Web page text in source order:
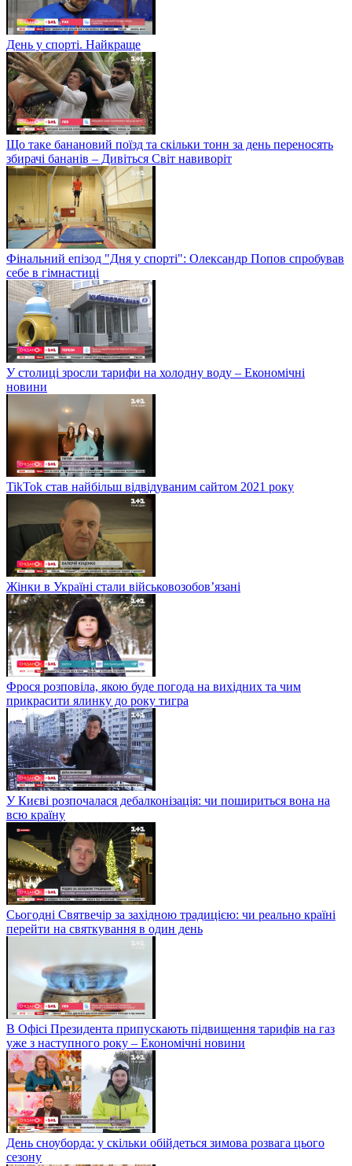
День у спорті. Найкраще
Що таке банановий поїзд та скільки тонн за день переносять
збирачі бананів – Дивіться Світ навиворіт
Фінальний епізод "Дня у спорті": Олександр Попов спробував
себе в гімнастиці
У столиці зросли тарифи на холодну воду – Економічні
новини
TikTok став найбільш відвідуваним сайтом 2021 року
Жінки в Україні стали військовозобов’язані
Фрося розповіла, якою буде погода на вихідних та чим
прикрасити ялинку до року тигра
У Києві розпочалася дебалконізація: чи пошириться вона на
всю країну
Сьогодні Святвечір за західною традицією: чи реально країні
перейти на святкування в один день
В Офісі Президента припускають підвищення тарифів на газ
уже з наступного року – Економічні новини
День сноуборда: у скільки обійдеться зимова розвага цього
сезону